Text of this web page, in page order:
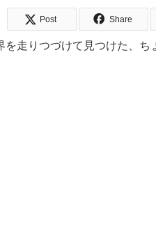
Post Share
を走りつづけて見つけた、